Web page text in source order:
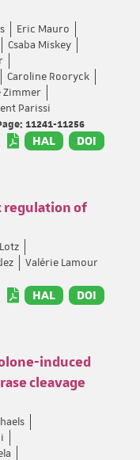
Eric Mauro
Csaba Miskey
Caroline Rooryck
Zimmer
Parissi
11241-11256
HAL DOI
regulation of
Valérie Lamour
HAL DOI
induced
cleavage